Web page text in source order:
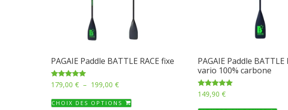
PAGAIE Paddle BATTLE RACE fixe
Note
5.00
179,00 € – 199,00 €Plage
prix :
CHOIX DES OPTIONS
Ce
PAGAIE Paddle BATTLE
vario 100% carbone
Note
5.00
149,90€